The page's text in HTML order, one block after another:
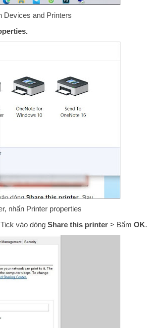
Devices and Printers
nhấn Printer properties
vào dòng Share this printer > Bấm OK.